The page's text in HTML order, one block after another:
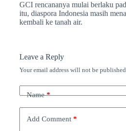
GCI rencananya mulai berlaku
itu, diaspora Indonesia masih
kembali ke tanah air.
Leave a Reply
Your email address will not be published.
Name*
Add Comment *